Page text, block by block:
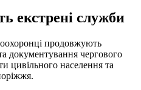
екстрені служби
продовжують
документування чергового
цивільного населення та